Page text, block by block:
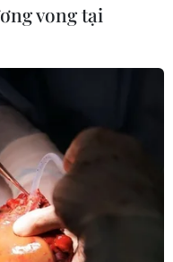
vong tại